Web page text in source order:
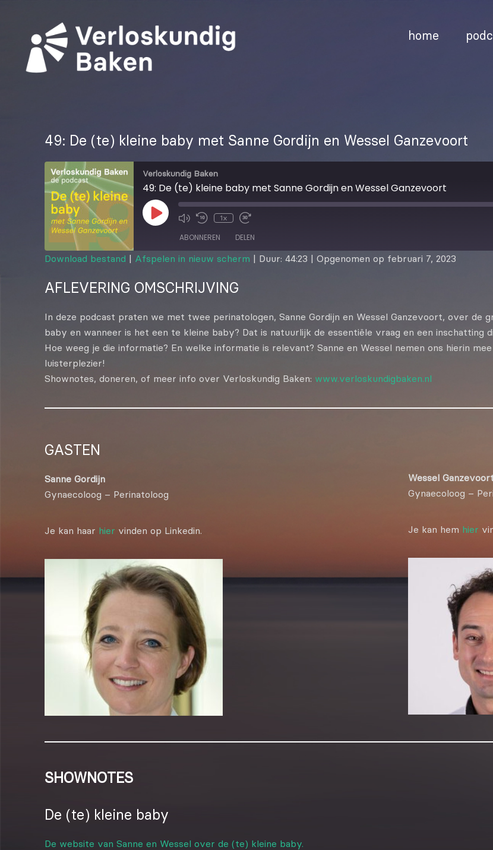
home
49: De (te) kleine baby met Sanne Gordijn en Wessel Ganzevoort
Verloskundig Baken
49: De (te) kleine baby met Sanne Gordijn en Wessel Ganzevoort
1x
ABONNEREN DELEN
RSS FEED
EMBED
Download bestand | Afspelen in nieuw scherm | Duur: 44:23 | Opgenomen op februari 7, 2023
AFLEVERING OMSCHRIJVING
In deze podcast praten we met twee perinatologen, Sanne Gordijn en Wessel Ganzevoort, over de
baby en wanneer is het een te kleine baby? Dat is natuurlijk de essentiële vraag en een inschatting
Hoe weeg je die informatie? En welke informatie is relevant? Sanne en Wessel nemen ons hierin
luisterplezier!
Shownotes, doneren, of meer info over Verloskundig Baken: www.verloskundigbaken.nl
GASTEN
Sanne Gordijn
Gynaecoloog – Perinatoloog
Je kan haar hier vinden op Linkedin.
Wessel
Gynaecoloog –
Je kan hem hier
SHOWNOTES
De (te) kleine baby
De website van Sanne en Wessel over de (te) kleine baby.